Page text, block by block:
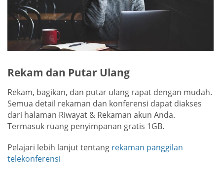
Rekam dan Putar Ulang
Rekam, bagikan, dan putar ulang rapat dengan mudah.
Semua detail rekaman dan konferensi dapat diakses
dari halaman Riwayat & Rekaman akun Anda.
Termasuk ruang penyimpanan gratis 1GB.
Pelajari lebih lanjut tentang rekaman panggilan
telekonferensi